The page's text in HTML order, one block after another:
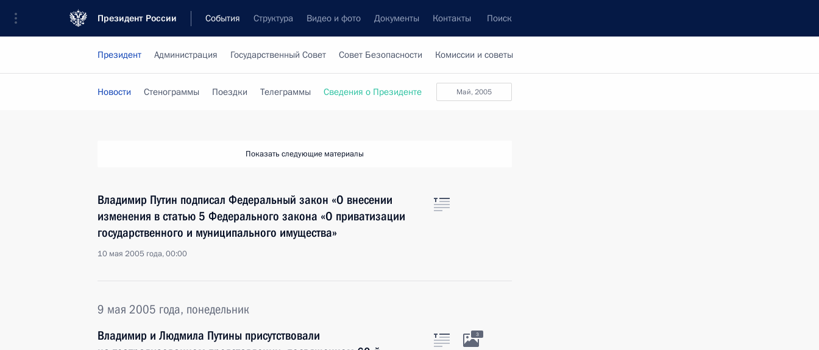
Президент России События Структура Видео и фото Документы Контакты Поиск
Президент Администрация Государственный Совет Совет Безопасности Комиссии и советы
май, 2005
Новости Стенограммы Поездки Телеграммы Сведения о Президенте
Показать следующие материалы
Владимир Путин подписал Федеральный закон «О внесении
изменения в статью 5 Федерального закона «О приватизации
государственного и муниципального имущества»
10 мая 2005 года, 00:00
9 мая 2005 года, понедельник
Владимир и Людмила Путины присутствовали
3